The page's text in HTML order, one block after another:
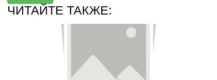
ЧИТАЙТЕ ТАКЖЕ: